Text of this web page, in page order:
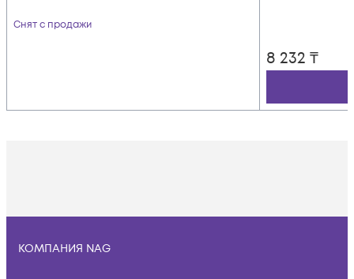
Снят с продажи
8 232 ₸
КОМПАНИЯ NAG